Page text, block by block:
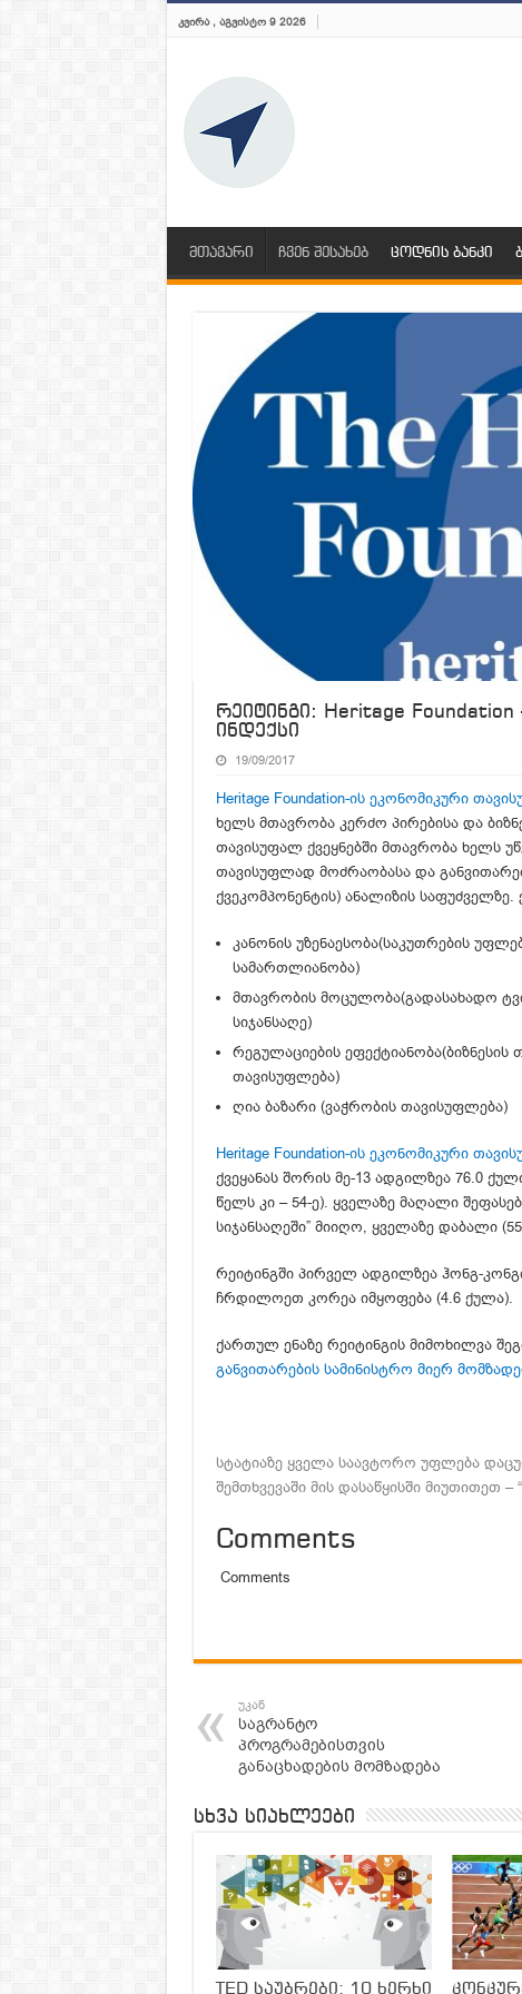
ᲙᲕᲘᲠᲐ , ᲐᲒᲕᲘᲡᲢᲝ 9 2026
მთავარი ჩვენ შესახებ ცოდნის ბანკი
რეიტინგი: Heritage
ინდექსი
19/09/2017
Heritage Foundation-ის ეკონომიკური
ხელს მთავრობა კერძო პირებისა და
თავისუფალ ქვეყნებში მთავრობა ხელს
თავისუფლად მოძრაობასა და
ქვეკომპონენტის) ანალიზის საფუძველზე.
კანონის უზენაესობა(საკუთრების
სამართლიანობა)
მთავრობის მოცულობა(გადასახადო
სიჯანსაღე)
რეგულაციების
თავისუფლება)
ღია ბაზარი (ვაჭრობის თავისუფლება)
Heritage Foundation-ის ეკონომიკური
ქვეყანას შორის მე-13 ადგილზეა 76.0
წელს კი – 54-ე). ყველაზე მაღალი
სიჯანსაღეში” მიიღო, ყველაზე დაბალი
რეიტინგში პირველ ადგილზეა ჰონგ-
ჩრდილოეთ კორეა იმყოფება (4.6 ქულა).
ქართულ ენაზე რეიტინგის მიმოხილვა
განვითარების სამინისტრო მიერ
სტატიაზე ყველა საავტორო უფლება
შემთხვევაში მის დასაწყისში მიუთითეთ –
Comments
Comments
უკან
საგრანტო
პროგრამებისთვის
განაცხადების მომზადება
სხვა სიახლეები
TED საუბრები: 10 ხერხი